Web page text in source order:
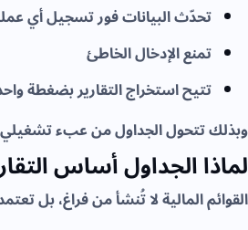
تحدّث البيانات فور تسجيل أي
تمنع الإدخال الخاطئ
تتيح استخراج التقارير بضغطة
وبذلك تتحول الجداول من عبء تشغيلي
لماذا الجداول أساس
القوائم المالية لا تُنشأ من فراغ، بل